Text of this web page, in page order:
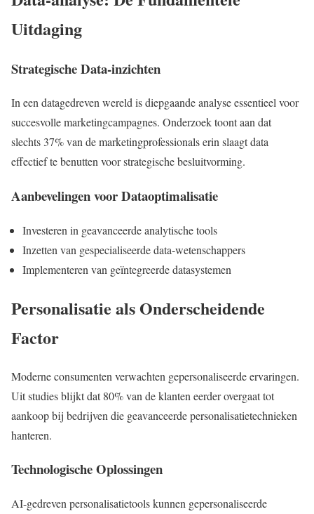
Uitdaging
Strategische Data-inzichten
In een datagedreven wereld is diepgaande analyse essentieel voor
succesvolle marketingcampagnes. Onderzoek toont aan dat
slechts 37% van de marketingprofessionals erin slaagt data
effectief te benutten voor strategische besluitvorming.
Aanbevelingen voor Dataoptimalisatie
Investeren in geavanceerde analytische tools
Inzetten van gespecialiseerde data-wetenschappers
Implementeren van geïntegreerde datasystemen
Personalisatie als Onderscheidende
Factor
Moderne consumenten verwachten gepersonaliseerde ervaringen.
Uit studies blijkt dat 80% van de klanten eerder overgaat tot
aankoop bij bedrijven die geavanceerde personalisatietechnieken
hanteren.
Technologische Oplossingen
AI-gedreven personalisatietools kunnen gepersonaliseerde